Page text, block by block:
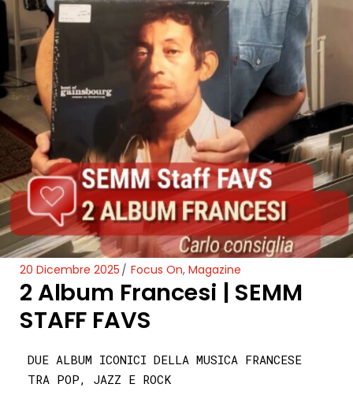
20 Dicembre 2025 Focus On, Magazine
2 Album Francesi | SEMM
STAFF FAVS
DUE ALBUM ICONICI DELLA MUSICA FRANCESE
TRA POP, JAZZ E ROCK